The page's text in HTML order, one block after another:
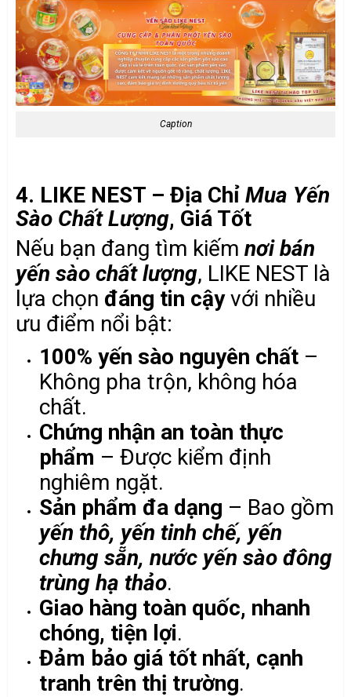
Caption
4. LIKE NEST – Địa Chỉ Mua Yến
Sào Chất Lượng, Giá Tốt
Nếu bạn đang tìm kiếm nơi bán
yến sào chất lượng, LIKE NEST là
lựa chọn đáng tin cậyvới nhiều
ưu điểm nổi bật:
100% yến sào nguyên chất –
Không pha trộn, không hóa
chất.
Chứng nhận an toàn thực
phẩm – Được kiểm định
nghiêm ngặt.
Sản phẩm đa dạng – Bao gồm
yến thô, yến tinh chế, yến
chưng sẵn, nước yến sào đông
trùng hạ thảo.
Giao hàng toàn quốc, nhanh
chóng, tiện lợi.
Đảm bảo giá tốt nhất, cạnh
tranh trên thị trường.